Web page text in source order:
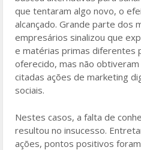
que tentaram algo novo, o
alcançado. Grande parte dos
empresários sinalizou que
e matérias primas diferentes
oferecido, mas não
citadas ações de marketing
sociais.
Nestes casos, a falta de
resultou no insucesso.
ações, pontos positivos